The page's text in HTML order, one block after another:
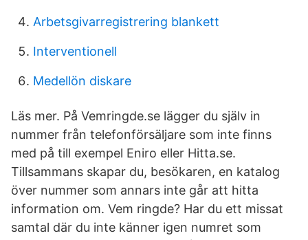
Arbetsgivarregistrering blankett
Interventionell
Medellön diskare
Läs mer. På Vemringde.se lägger du själv in
nummer från telefonförsäljare som inte finns
med på till exempel Eniro eller Hitta.se.
Tillsammans skapar du, besökaren, en katalog
över nummer som annars inte går att hitta
information om. Vem ringde? Har du ett missat
samtal där du inte känner igen numret som